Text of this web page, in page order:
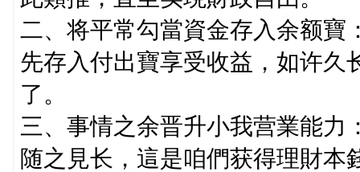
二、将平常勾當資金存入余额寶
先存入付出寶享受收益，如许久
了。
三、事情之余晋升小我营業能力
随之見长，這是咱們获得理財本